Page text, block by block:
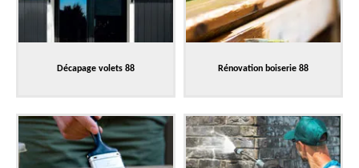
Décapage volets 88 Rénovation boiserie 88